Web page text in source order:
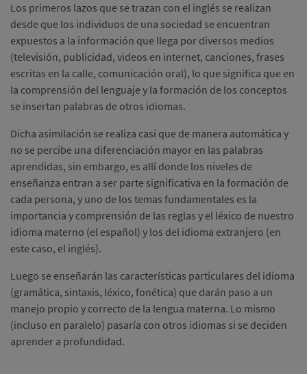
Los primeros lazos que se trazan con el inglés se realizan
desde que los individuos de una sociedad se encuentran
expuestos a la información que llega por diversos medios
(televisión, publicidad, videos en internet, canciones, frases
escritas en la calle, comunicación oral), lo que significa que en
la comprensión del lenguaje y la formación de los conceptos
se insertan palabras de otros idiomas.
Dicha asimilación se realiza casi que de manera automática y
no se percibe una diferenciación mayor en las palabras
aprendidas, sin embargo, es allí donde los niveles de
enseñanza entran a ser parte significativa en la formación de
cada persona, y uno de los temas fundamentales es la
importancia y comprensión de las reglas y el léxico de nuestro
idioma materno (el español) y los del idioma extranjero (en
este caso, el inglés).
Luego se enseñarán las características particulares del idioma
(gramática, sintaxis, léxico, fonética) que darán paso a un
manejo propio y correcto de la lengua materna. Lo mismo
(incluso en paralelo) pasaría con otros idiomas si se deciden
aprender a profundidad.